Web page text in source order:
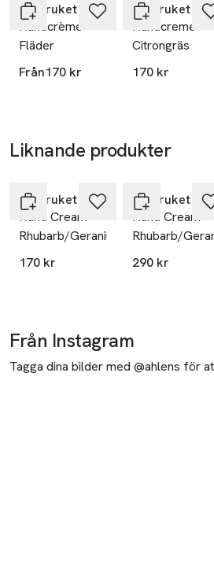
L:a Bruket
Handcrème
Fläder
Från170 kr
L:a Bruket
Handcreme
Citrongräs
170 kr
Liknande produkter
L:a Bruket
Hand Cream
Rhubarb/Geranium
170 kr
L:a Bruket
Hand Cream
Rhubarb/
290 kr
Från Instagram
Tagga dina bilder med @ahlens för